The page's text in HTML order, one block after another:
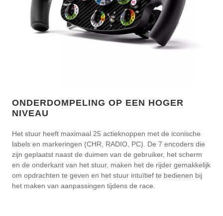
ONDERDOMPELING OP EEN HOGER
NIVEAU
Het stuur heeft maximaal 25 actieknoppen met de iconische
labels en markeringen (CHR, RADIO, PC). De 7 encoders die
zijn geplaatst naast de duimen van de gebruiker, het scherm
en de onderkant van het stuur, maken het de rijder gemakkelijk
om opdrachten te geven en het stuur intuïtief te bedienen bij
het maken van aanpassingen tijdens de race.